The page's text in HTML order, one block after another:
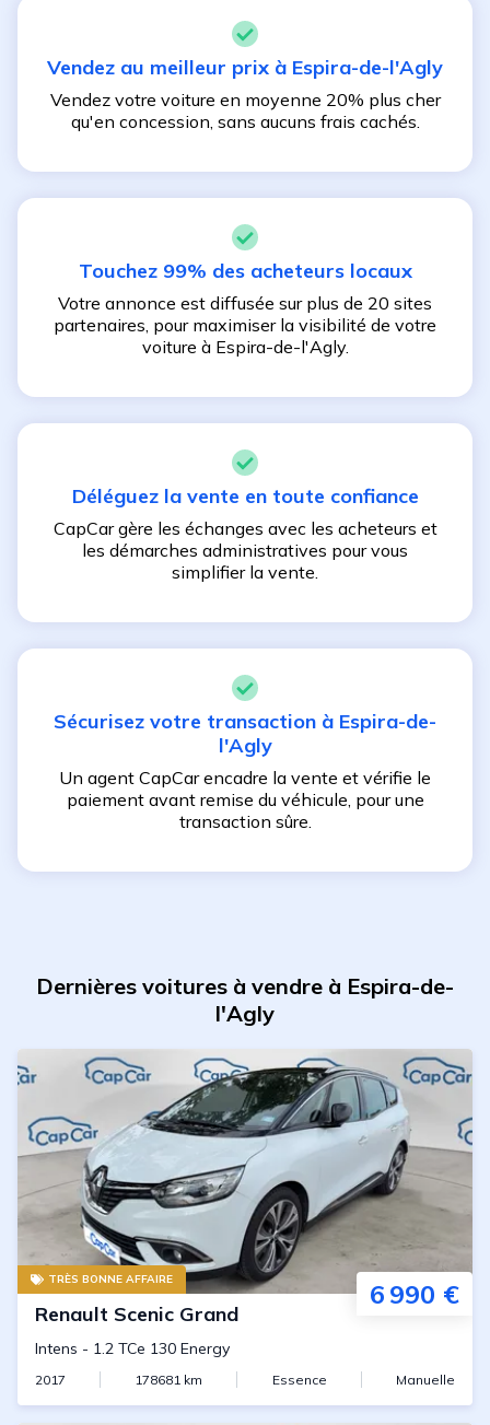
Vendez au meilleur prix à Espira-de-l'Agly
Vendez votre voiture en moyenne 20% plus cher
qu'en concession, sans aucuns frais cachés.
Touchez 99% des acheteurs locaux
Votre annonce est diffusée sur plus de 20 sites
partenaires, pour maximiser la visibilité de votre
voiture à Espira-de-l'Agly.
Déléguez la vente en toute confiance
CapCar gère les échanges avec les acheteurs et
les démarches administratives pour vous
simplifier la vente.
Sécurisez votre transaction à Espira-de-
l'Agly
Un agent CapCar encadre la vente et vérifie le
paiement avant remise du véhicule, pour une
transaction sûre.
Dernières voitures à vendre à Espira-de-
l'Agly
TRÈS BONNE AFFAIRE 6 990 €
Renault Scenic Grand
Intens - 1.2 TCe 130 Energy
2017 178681 km Essence Manuelle